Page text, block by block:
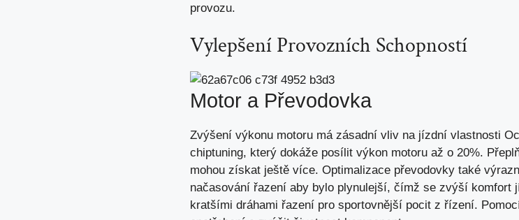
provozu.
Vylepšení Provozních Schopností
Motor a Převodovka
Zvýšení výkonu motoru má zásadní vliv na jízdní vlastnosti
chiptuning, který dokáže posílit výkon motoru až o 20%.
mohou získat ještě více. Optimalizace převodovky také
načasování řazení aby bylo plynulejší, čímž se zvýší komfort
kratšími dráhami řazení pro sportovnější pocit z řízení.